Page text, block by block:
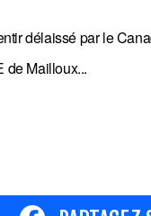
délaissé par le
de Mailloux...